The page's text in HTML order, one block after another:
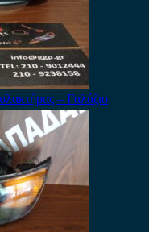
– Γαλάζιο